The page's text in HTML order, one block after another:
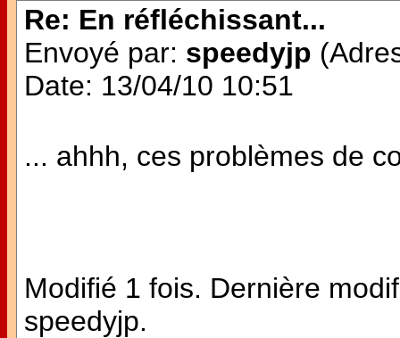
Re: En réfléchissant...
Envoyé par: speedyjp
Date: 13/04/10 10:51
... ahhh, ces problèmes de
Modifié 1 fois. Dernière
speedyjp.